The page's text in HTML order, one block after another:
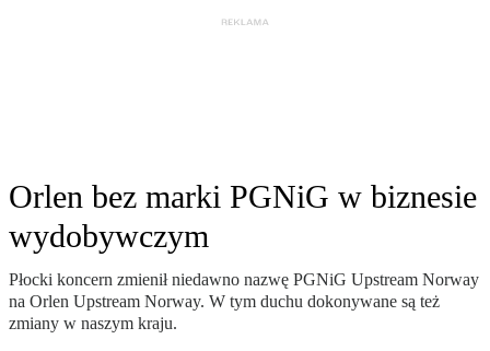
Orlen bez marki PGNiG w biznesie
wydobywczym
Płocki koncern zmienił niedawno nazwę PGNiG Upstream Norway
na Orlen Upstream Norway. W tym duchu dokonywane są też
zmiany w naszym kraju.